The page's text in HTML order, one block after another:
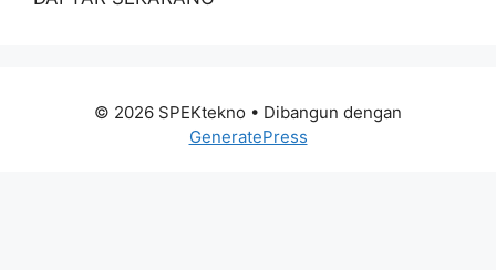
© 2026 SPEKtekno • Dibangun dengan
GeneratePress